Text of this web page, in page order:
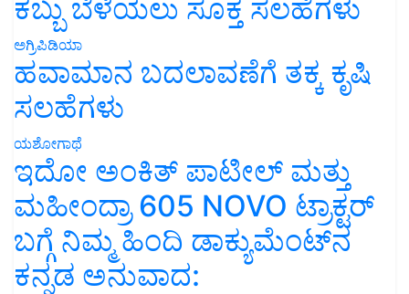
ಕಬ್ಬು ಬೆಳೆಯಲು ಸೂಕ್ತ ಸಲಹೆಗಳು
ಅಗ್ರಿಪಿಡಿಯಾ
ಹವಾಮಾನ ಬದಲಾವಣೆಗೆ ತಕ್ಕ ಕೃಷಿ
ಸಲಹೆಗಳು
ಯಶೋಗಾಥೆ
ಇದೋ ಅಂಕಿತ್ ಪಾಟೀಲ್ ಮತ್ತು
ಮಹೀಂದ್ರಾ 605 NOVO ಟ್ರಾಕ್ಟರ್
ಬಗ್ಗೆ ನಿಮ್ಮ ಹಿಂದಿ ಡಾಕ್ಯುಮೆಂಟ್‌ನ
ಕನ್ನಡ ಅನುವಾದ: